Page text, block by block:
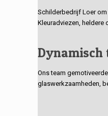
Schilderbedrijf Loer
Kleuradviezen,
Dynamisch
Ons team
glaswerkzaamheden,